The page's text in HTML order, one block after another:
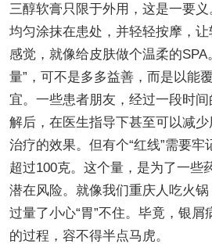
三醇软膏只限于外用，这是一要
均匀涂抹在患处，并轻轻按摩，
感觉，就像给皮肤做个温柔的SPA
量”，可不是多多益善，而是以能
宜。一些患者朋友，经过一段时
解后，在医生指导下甚至可以减
治疗的效果。但有个“红线”需要
超过100克。这个量，是为了一些
潜在风险。就像我们重庆人吃火锅
过量了小心“胃”不住。毕竟，银
的过程，容不得半点马虎。